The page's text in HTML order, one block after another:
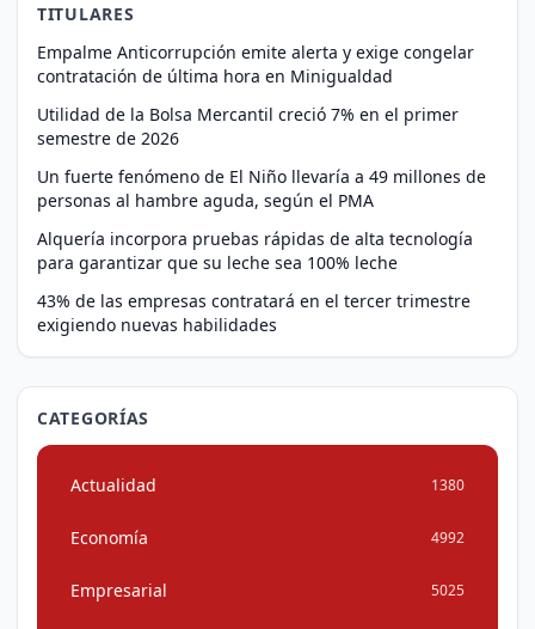
TITULARES
Empalme Anticorrupción emite alerta y exige congelar
contratación de última hora en Minigualdad
Utilidad de la Bolsa Mercantil creció 7% en el primer
semestre de 2026
Un fuerte fenómeno de El Niño llevaría a 49 millones de
personas al hambre aguda, según el PMA
Alquería incorpora pruebas rápidas de alta tecnología
para garantizar que su leche sea 100% leche
43% de las empresas contratará en el tercer trimestre
exigiendo nuevas habilidades
CATEGORÍAS
Actualidad 1380
Economía 4992
Empresarial 5025